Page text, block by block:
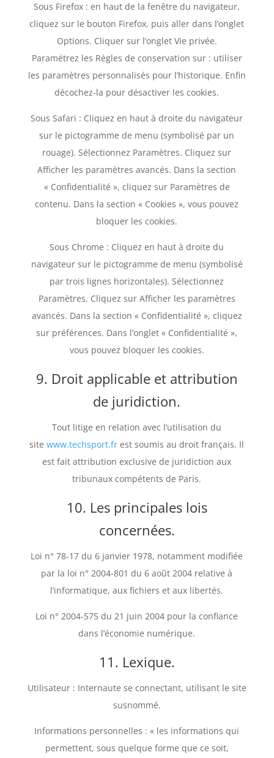
Sous Firefox : en haut de la fenêtre du navigateur,
cliquez sur le bouton Firefox, puis aller dans l’onglet
Options. Cliquer sur l’onglet Vie privée.
Paramétrez les Règles de conservation sur : utiliser
les paramètres personnalisés pour l’historique. Enfin
décochez-la pour désactiver les cookies.
Sous Safari : Cliquez en haut à droite du navigateur
sur le pictogramme de menu (symbolisé par un
rouage). Sélectionnez Paramètres. Cliquez sur
Afficher les paramètres avancés. Dans la section
« Confidentialité », cliquez sur Paramètres de
contenu. Dans la section « Cookies », vous pouvez
bloquer les cookies.
Sous Chrome : Cliquez en haut à droite du
navigateur sur le pictogramme de menu (symbolisé
par trois lignes horizontales). Sélectionnez
Paramètres. Cliquez sur Afficher les paramètres
avancés. Dans la section « Confidentialité », cliquez
sur préférences. Dans l’onglet « Confidentialité »,
vous pouvez bloquer les cookies.
9. Droit applicable et attribution
de juridiction.
Tout litige en relation avec l’utilisation du
site www.techsport.fr est soumis au droit français. Il
est fait attribution exclusive de juridiction aux
tribunaux compétents de Paris.
10. Les principales lois
concernées.
Loi n° 78-17 du 6 janvier 1978, notamment modifiée
par la loi n° 2004-801 du 6 août 2004 relative à
l’informatique, aux fichiers et aux libertés.
Loi n° 2004-575 du 21 juin 2004 pour la confiance
dans l’économie numérique.
11. Lexique.
Utilisateur : Internaute se connectant, utilisant le site
susnommé.
Informations personnelles : « les informations qui
permettent, sous quelque forme que ce soit,